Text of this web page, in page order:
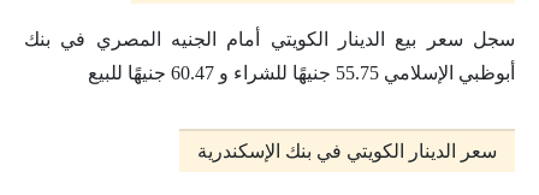
سجل سعر بيع الدينار الكويتي أمام الجنيه المصري في بنك
أبوظبي الإسلامي 55.75 جنيهًا للشراء و 60.47 جنيهًا للبيع
سعر الدينار الكويتي في بنك الإسكندرية